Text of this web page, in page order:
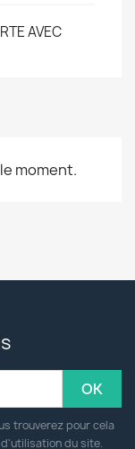
AVEC
moment.
trouverez pour cela
du site.